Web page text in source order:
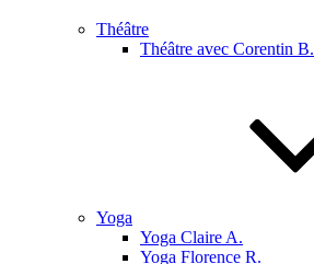
Théâtre
Théâtre avec Corentin B.
Yoga
Yoga Claire A.
Yoga Florence R.